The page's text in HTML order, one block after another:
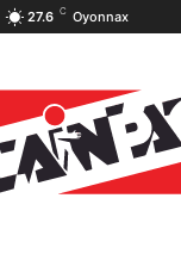
27.6 C Oyonnax